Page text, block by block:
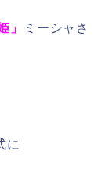
」
ミーシャさ
に